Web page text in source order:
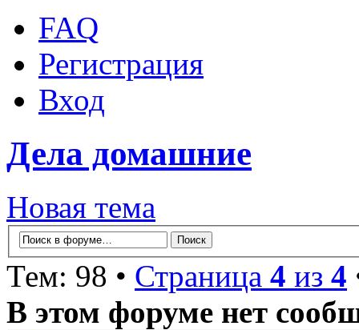
FAQ
Регистрация
Вход
Дела домашние
Новая тема
Тем: 98 • Страница 4 из 4
В этом форуме нет